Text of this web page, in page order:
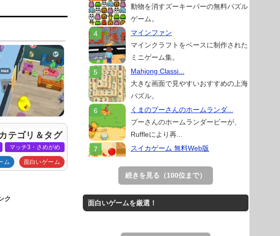
カテゴリ＆タグ
マッチ3・さめがめ
ム 面白いゲーム
ク
動物を消すズーキーパーの無料パズル
ゲーム。
マインファン
マインクラフトをベースに制作された
ミニゲーム集。
Mahjong Classi...
大きな画面で見やすいおすすめの上海
パズル。
くまのプーさんのホームランダ...
プーさんのホームランダービーが、
Ruffleにより再...
スイカゲーム 無料Web版
無料Web版。
アローアウト
すべての矢印を画面外へ導くパズルゲ
ーム。
続きを見る（100位まで）
面白いゲームを厳選！